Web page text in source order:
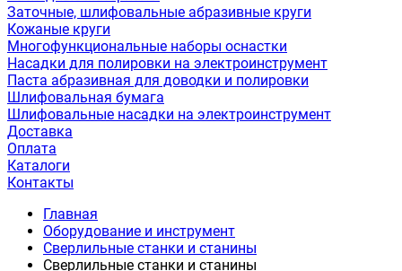
Заточные, шлифовальные абразивные круги
Кожаные круги
Многофункциональные наборы оснастки
Насадки для полировки на электроинструмент
Паста абразивная для доводки и полировки
Шлифовальная бумага
Шлифовальные насадки на электроинструмент
Доставка
Оплата
Каталоги
Контакты
Главная
Оборудование и инструмент
Сверлильные станки и станины
Сверлильные станки и станины